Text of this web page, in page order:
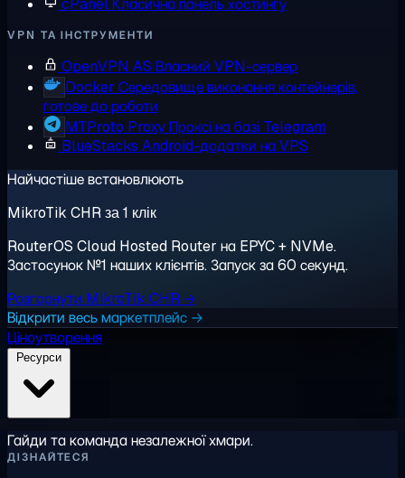
cPanelКласична панель хостингу
VPN ТА ІНСТРУМЕНТИ
OpenVPN AS Власний VPN-сервер
Docker Середовище виконання контейнерів,
готове до роботи
MTProto Proxy Проксі на базі Telegram
BlueStacks Android-додатки на VPS
Найчастіше встановлюють
MikroTik CHR за 1 клік
RouterOS Cloud Hosted Router на EPYC + NVMe.
Застосунок №1 наших клієнтів. Запуск за 60 секунд.
Розгорнути MikroTik CHR →
Відкрити весь маркетплейс →
Ціноутворення
Гайди та команда незалежної хмари.
ДІЗНАЙТЕСЯ